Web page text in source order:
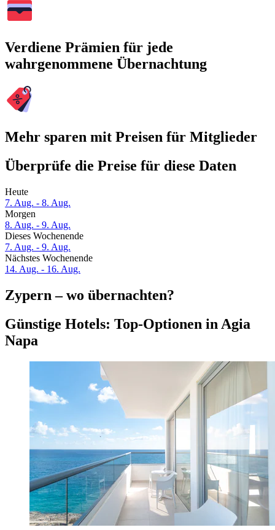
Verdiene Prämien für jede
wahrgenommene Übernachtung
Mehr sparen mit Preisen für Mitglieder
Überprüfe die Preise für diese Daten
Heute
7. Aug. - 8. Aug.
Morgen
8. Aug. - 9. Aug.
Dieses Wochenende
7. Aug. - 9. Aug.
Nächstes Wochenende
14. Aug. - 16. Aug.
Zypern – wo übernachten?
Günstige Hotels: Top-Optionen in Agia
Napa